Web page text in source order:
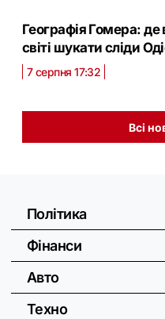
Географія Гомера:
світі шукати сліди
7 серпня 17:32
Всі
Політика
Фінанси
Авто
Техно